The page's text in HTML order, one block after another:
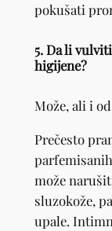
pokušati
5. Da li
higijene?
Može, ali i od
Prečesto
može
sluzokože,
upale.